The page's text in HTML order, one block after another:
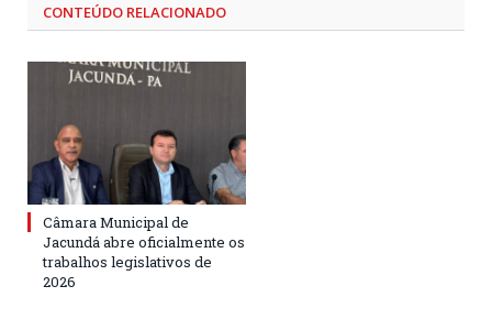
CONTEÚDO RELACIONADO
Câmara Municipal de
Jacundá abre oficialmente os
trabalhos legislativos de
2026